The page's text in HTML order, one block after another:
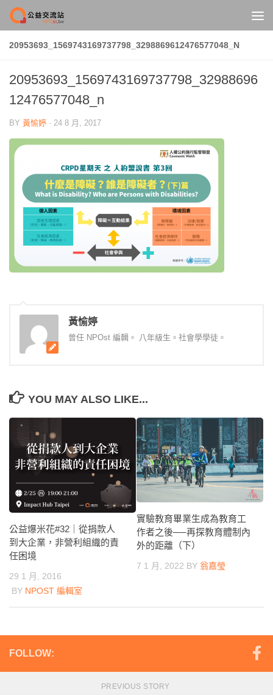
Skip to content
20953693_1569743169737798_3298869612476577048_N
20953693_1569743169737798_32988696
12476577048_n
BY 黃愉婷 · 24 8 月, 2017
黃愉婷
曾任 NPOst 編輯。 八年級生。社會學學徒。
YOU MAY ALSO LIKE...
公益爆米花#32｜從捐款人
到大企業，非營利組織的責
任困境
29 1 月, 2016
BY NPOST 編輯室
實驗教育畢業生成為教育工
作者之後──再探教育體制內
外的距離（下）
7 1 月, 2022 BY 翁嘉瑩
FOLLOW:
PREVIOUS STORY